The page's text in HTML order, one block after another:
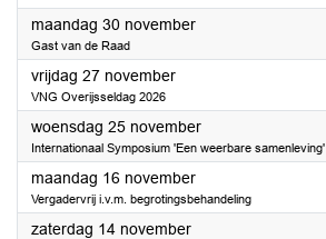
maandag 30 november2026
Gast van de Raad
vrijdag 27 november2026
VNG Overijsseldag 2026
woensdag 25 november2026
Internationaal Symposium 'Een weerbare samenleving'
maandag 16 november2026
Vergadervrij i.v.m. begrotingsbehandeling
zaterdag 14 november2026